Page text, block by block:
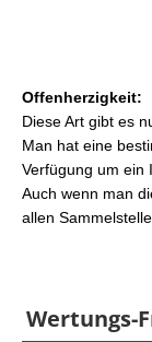
Offenherzigkeit:
Diese Art gibt es
Man hat eine
Verfügung um ein
Auch wenn man
allen
Wertungs-